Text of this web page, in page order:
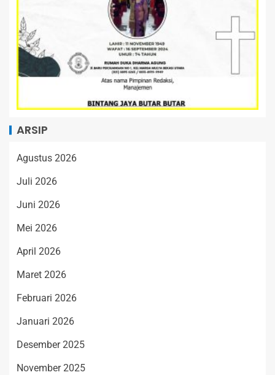
ARSIP
Agustus 2026
Juli 2026
Juni 2026
Mei 2026
April 2026
Maret 2026
Februari 2026
Januari 2026
Desember 2025
November 2025